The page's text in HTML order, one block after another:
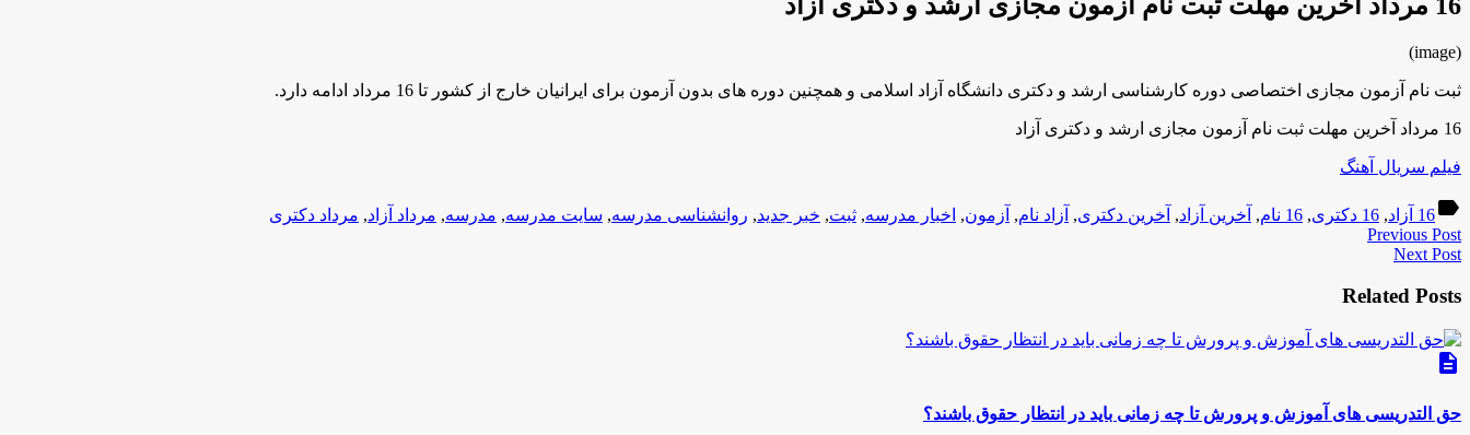
(image)
ثبت نام آزمون مجازی اختصاصی دوره کارشناسی ارشد و دکتری دانشگاه آزاد اسلامی و همچنین دوره های بدون آزمون برای ایرانیان خارج از کشور تا 16 مرداد ادامه دارد.
16 مرداد آخرین مهلت ثبت نام آزمون مجازی ارشد و دکتری آزاد
فیلم سریال آهنگ
label16 آزاد , 16 دکتری , 16 نام , آخرین آزاد, آخرین دکتری, آزاد نام, آزمون, اخبار مدرسه, ثبت, خبر جدید, روانشناسی مدرسه, سایت مدرسه, مدرسه, مرداد آزاد, مرداد دکتری
Previous Post
Next Post
Related Posts
description
حق التدریسی های آموزش و پرورش تا چه زمانی باید در انتظار حقوق باشند؟